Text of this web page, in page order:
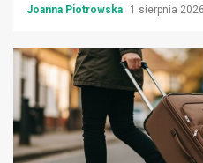
Joanna Piotrowska 1 sierpnia 2026